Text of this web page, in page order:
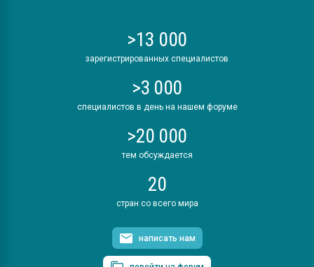
>13 000
зарегистрированных специалистов
>3 000
специалистов в день на нашем форуме
>20 000
тем обсуждается
20
стран со всего мира
написать нам